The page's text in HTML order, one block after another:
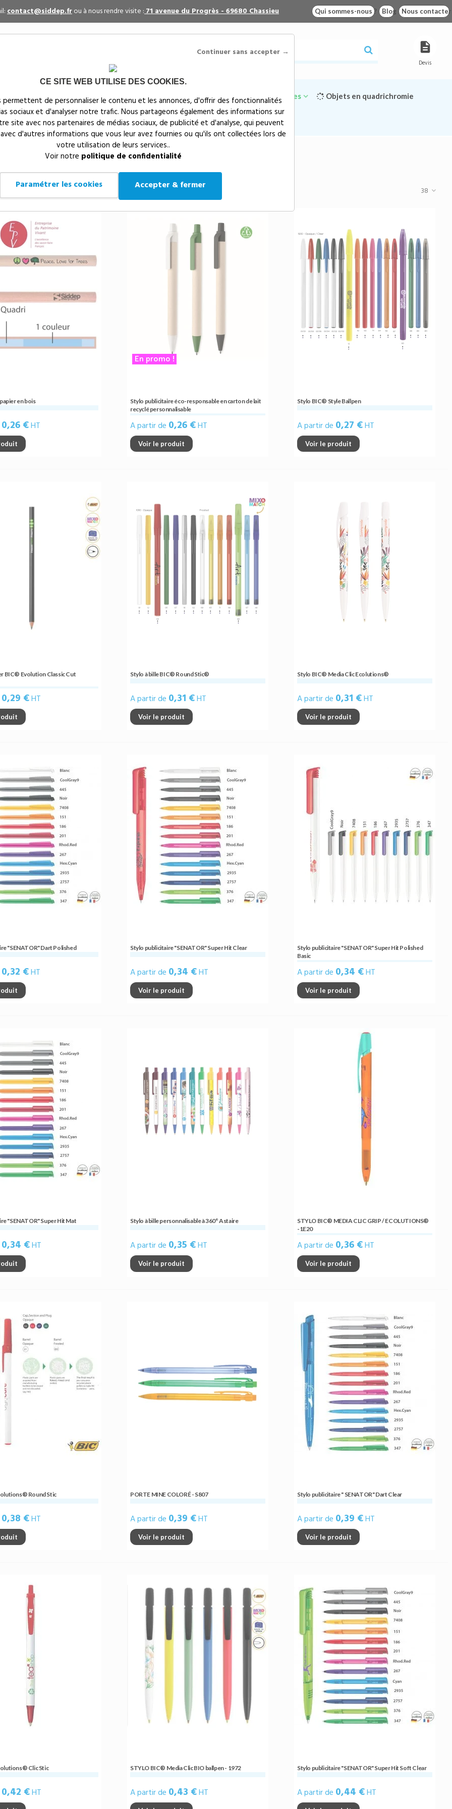
Continuer sans accepter →
CE SITE WEB UTILISE DES COOKIES.
permettent de personnaliser le contenu et les annonces, d'offrir des fonctionnalités
sociaux et d'analyser notre trafic. Nous partageons également des informations sur
site avec nos partenaires de médias sociaux, de publicité et d'analyse, qui peuvent
d'autres informations que vous leur avez fournies ou qu'ils ont collectées lors de
votre utilisation de leurs services..
Voir notre politique de confidentialité
Paramétrer les cookies Accepter & fermer
contact@siddep.frou à nous rendre visite :71 avenue du Progrès - 69680 Chassieu Qui sommes-nous ? Blog Nous contacter
Devis
Par événement Textiles publicitaires Goodies écologiques Objets en quadrichromie
Stylos publicitaires pas chers(233)
PUBLICITAIRES PAS CHERS
38
en bois
0,26 €HT
En promo !
Stylo publicitaire éco-responsable en carton de lait
recyclé personnalisable
A partir de 0,26 €HT
Voir le produit
Stylo BIC® Style Ballpen
A partir de 0,27 €HT
Voir le produit
BIC® Evolution Classic Cut
0,29 €HT
Stylo à bille BIC® Round Stic®
A partir de 0,31 €HT
Voir le produit
Stylo BIC® Media Clic Ecolutions®
A partir de 0,31 €HT
Voir le produit
"SENATOR" Dart Polished
0,32 €HT
Stylo publicitaire "SENATOR" Super Hit Clear
A partir de 0,34 €HT
Voir le produit
Stylo publicitaire "SENATOR" Super Hit Polished
Basic
A partir de 0,34 €HT
Voir le produit
"SENATOR" Super Hit Mat
0,34 €HT
Stylo à bille personnalisable à 360° Astaire
A partir de 0,35 €HT
Voir le produit
STYLO BIC® MEDIA CLIC GRIP / ECOLUTIONS®
-1E20
A partir de 0,36 €HT
Voir le produit
Round Stic
0,38 €HT
PORTE MINE COLORÉ - S807
A partir de 0,39 €HT
Voir le produit
Stylo publicitaire " SENATOR" Dart Clear
A partir de 0,39 €HT
Voir le produit
Clic Stic
0,42 €HT
STYLO BIC® Media Clic BIO ballpen - 1972
A partir de 0,43 €HT
Stylo publicitaire "SENATOR" Super Hit Soft Clear
A partir de 0,44 €HT